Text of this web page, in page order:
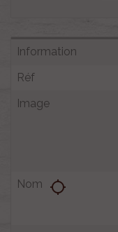
location_searching